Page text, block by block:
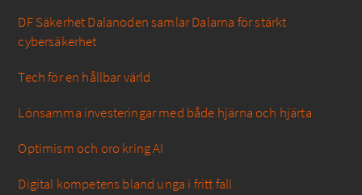
DF Säkerhet Dalanoden samlar Dalarna för stärkt
cybersäkerhet
Tech för en hållbar värld
Lönsamma investeringar med både hjärna och hjärta
Optimism och oro kring AI
Digital kompetens bland unga i fritt fall